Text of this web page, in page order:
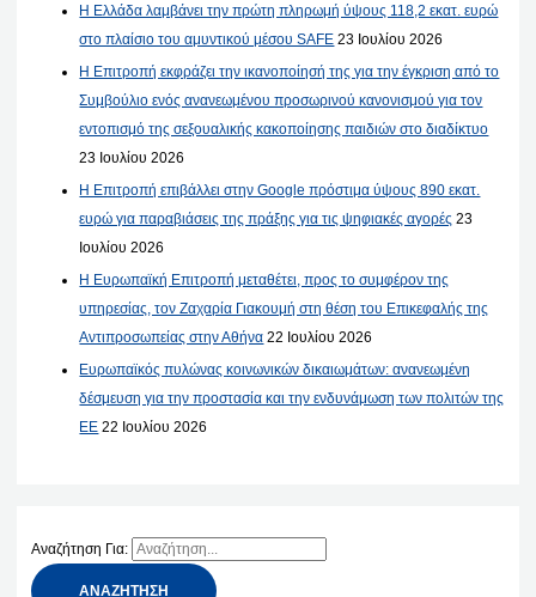
Η Ελλάδα λαμβάνει την πρώτη πληρωμή ύψους 118,2 εκατ. ευρώ
στο πλαίσιο του αμυντικού μέσου SAFE 23 Ιουλίου 2026
Η Επιτροπή εκφράζει την ικανοποίησή της για την έγκριση από το
Συμβούλιο ενός ανανεωμένου προσωρινού κανονισμού για τον
εντοπισμό της σεξουαλικής κακοποίησης παιδιών στο διαδίκτυο
23 Ιουλίου 2026
Η Επιτροπή επιβάλλει στην Google πρόστιμα ύψους 890 εκατ.
ευρώ για παραβιάσεις της πράξης για τις ψηφιακές αγορές 23
Ιουλίου 2026
Η Ευρωπαϊκή Επιτροπή μεταθέτει, προς το συμφέρον της
υπηρεσίας, τον Ζαχαρία Γιακουμή στη θέση του Επικεφαλής της
Αντιπροσωπείας στην Αθήνα 22 Ιουλίου 2026
Ευρωπαϊκός πυλώνας κοινωνικών δικαιωμάτων: ανανεωμένη
δέσμευση για την προστασία και την ενδυνάμωση των πολιτών της
ΕΕ 22 Ιουλίου 2026
Αναζήτηση Για: